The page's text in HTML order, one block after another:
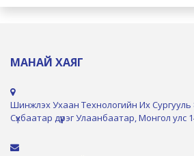
МАНАЙ ХАЯГ
Шинжлэх Ухаан Технологийн Их Сургууль
Сүхбаатар дүүрэг Улаанбаатар, Монгол улс